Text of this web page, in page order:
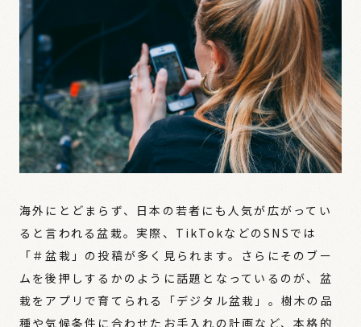
海外にとどまらず、日本の若者にも人気が広がってい
ると言われる盆栽。実際、TikTokなどのSNSでは
「＃盆栽」の投稿が多く見られます。さらにそのブー
ムを後押しするかのように話題となっているのが、盆
栽をアプリで育てられる「デジタル盆栽」。樹木の品
種や気候条件に合わせたお手入れの計画など、本格的